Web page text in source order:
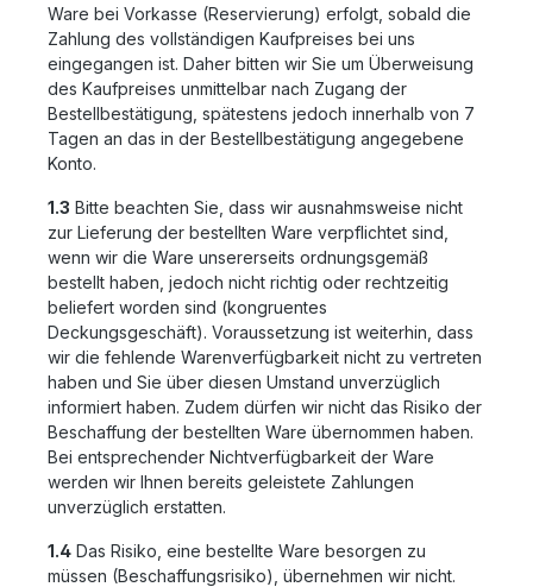
Ware bei Vorkasse (Reservierung) erfolgt, sobald die
Zahlung des vollständigen Kaufpreises bei uns
eingegangen ist. Daher bitten wir Sie um Überweisung
des Kaufpreises unmittelbar nach Zugang der
Bestellbestätigung, spätestens jedoch innerhalb von 7
Tagen an das in der Bestellbestätigung angegebene
Konto.
1.3 Bitte beachten Sie, dass wir ausnahmsweise nicht
zur Lieferung der bestellten Ware verpflichtet sind,
wenn wir die Ware unsererseits ordnungsgemäß
bestellt haben, jedoch nicht richtig oder rechtzeitig
beliefert worden sind (kongruentes
Deckungsgeschäft). Voraussetzung ist weiterhin, dass
wir die fehlende Warenverfügbarkeit nicht zu vertreten
haben und Sie über diesen Umstand unverzüglich
informiert haben. Zudem dürfen wir nicht das Risiko der
Beschaffung der bestellten Ware übernommen haben.
Bei entsprechender Nichtverfügbarkeit der Ware
werden wir Ihnen bereits geleistete Zahlungen
unverzüglich erstatten.
1.4 Das Risiko, eine bestellte Ware besorgen zu
müssen (Beschaffungsrisiko), übernehmen wir nicht.